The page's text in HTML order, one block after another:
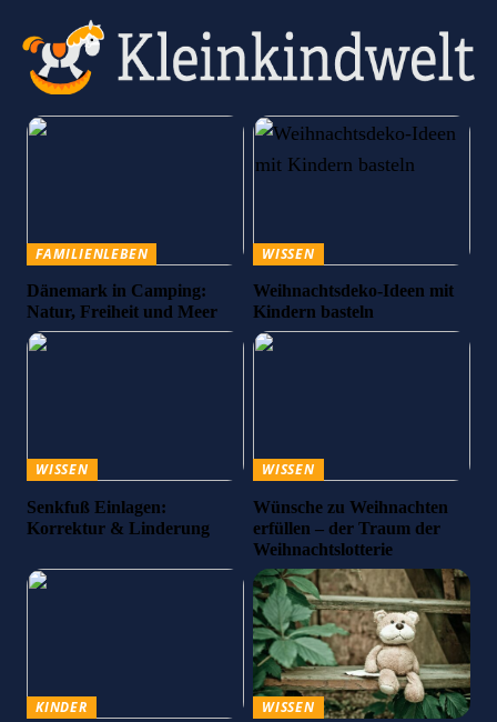
FAMILIENLEBEN
Dänemark in Camping:
Natur, Freiheit und Meer
WISSEN
Weihnachtsdeko-Ideen mit
Kindern basteln
WISSEN
Senkfuß Einlagen:
Korrektur & Linderung
WISSEN
Wünsche zu Weihnachten
erfüllen – der Traum der
Weihnachtslotterie
KINDER WISSEN